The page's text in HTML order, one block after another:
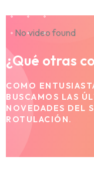
¿Qué otras
COMO
BUSCAMOS LAS
NOVEDADES DEL
ROTULACIÓN.
No video found